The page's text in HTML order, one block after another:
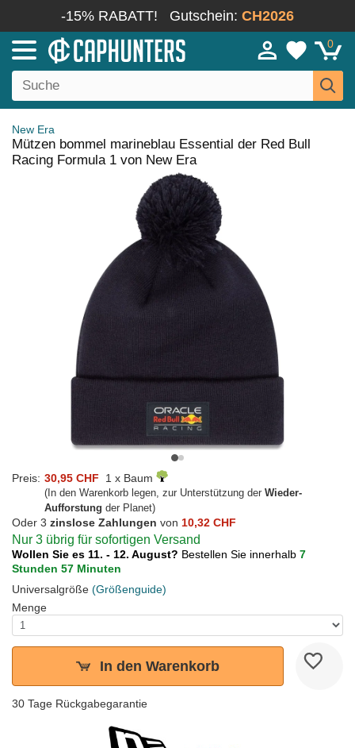
-15% RABATT! Gutschein: CH2026
0
New Era
Mützen bommel marineblau Essential der Red Bull
Racing Formula 1 von New Era
Preis: 30,95 CHF 1 x Baum
(In den Warenkorb legen, zur Unterstützung der Wieder-
Aufforstung der Planet)
Oder 3 zinslose Zahlungen von 10,32 CHF
Nur 3 übrig für sofortigen Versand
Wollen Sie es 11. - 12. August? Bestellen Sie innerhalb 7
Stunden 57 Minuten
Universalgröße (Größenguide)
Menge
In den Warenkorb
30 Tage Rückgabegarantie